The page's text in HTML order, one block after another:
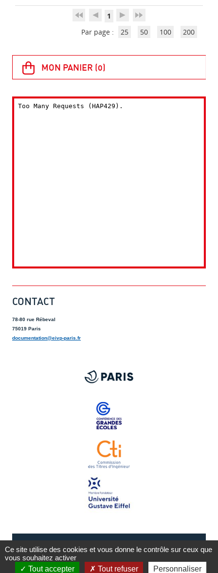
1
Par page :
25 50 100 200
CONTACT
78-80 rue Rébeval
75019 Paris
documentation@eivp-paris.fr
Mentions légales Plan du site
Ce site utilise des cookies et vous donne le contrôle sur ceux que
vous souhaitez activer
Tout accepter
Tout refuser Personnaliser